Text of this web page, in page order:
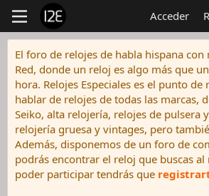
Acceder
El foro de relojes de habla hispana con
Red, donde un reloj es algo más que
hora. Relojes Especiales es el punto de
hablar de relojes de todas las marcas,
Seiko, alta relojería, relojes de pulsera
relojería gruesa y vintages, pero
Además, disponemos de un foro de
podrás encontrar el reloj que buscas
poder participar tendrás que